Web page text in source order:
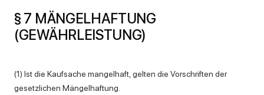
§ 7 MÄNGELHAFTUNG
(GEWÄHRLEISTUNG)
(1) Ist die Kaufsache mangelhaft, gelten die Vorschriften der
gesetzlichen Mängelhaftung.